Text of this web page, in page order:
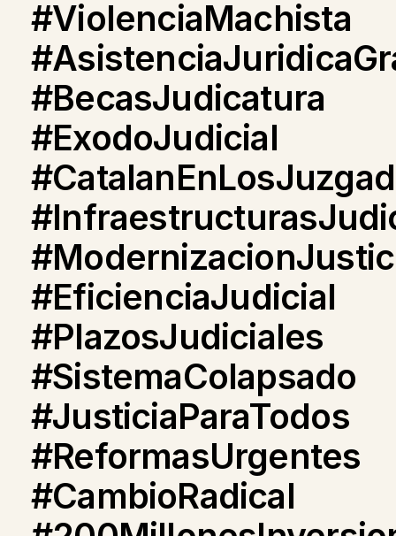
#ViolenciaMachista
#BecasJudicatura
#ExodoJudicial
#EficienciaJudicial
#PlazosJudiciales
#SistemaColapsado
#JusticiaParaTodos
#ReformasUrgentes
#CambioRadical